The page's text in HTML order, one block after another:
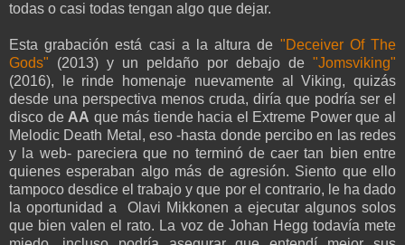
todas o casi todas tengan algo que dejar.
Esta grabación está casi a la altura de "Deceiver Of The
Gods" (2013) y un peldaño por debajo de "Jomsviking"
(2016), le rinde homenaje nuevamente al Viking, quizás
desde una perspectiva menos cruda, diría que podría ser el
disco de AA que más tiende hacia el Extreme Power que al
Melodic Death Metal, eso -hasta donde percibo en las redes
y la web- pareciera que no terminó de caer tan bien entre
quienes esperaban algo más de agresión. Siento que ello
tampoco desdice el trabajo y que por el contrario, le ha dado
la oportunidad a Olavi Mikkonen a ejecutar algunos solos
que bien valen el rato. La voz de Johan Hegg todavía mete